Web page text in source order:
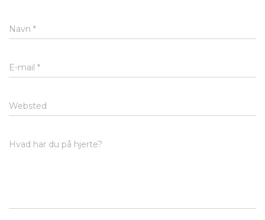
Navn *
E-mail *
Websted
Hvad har du på hjerte?